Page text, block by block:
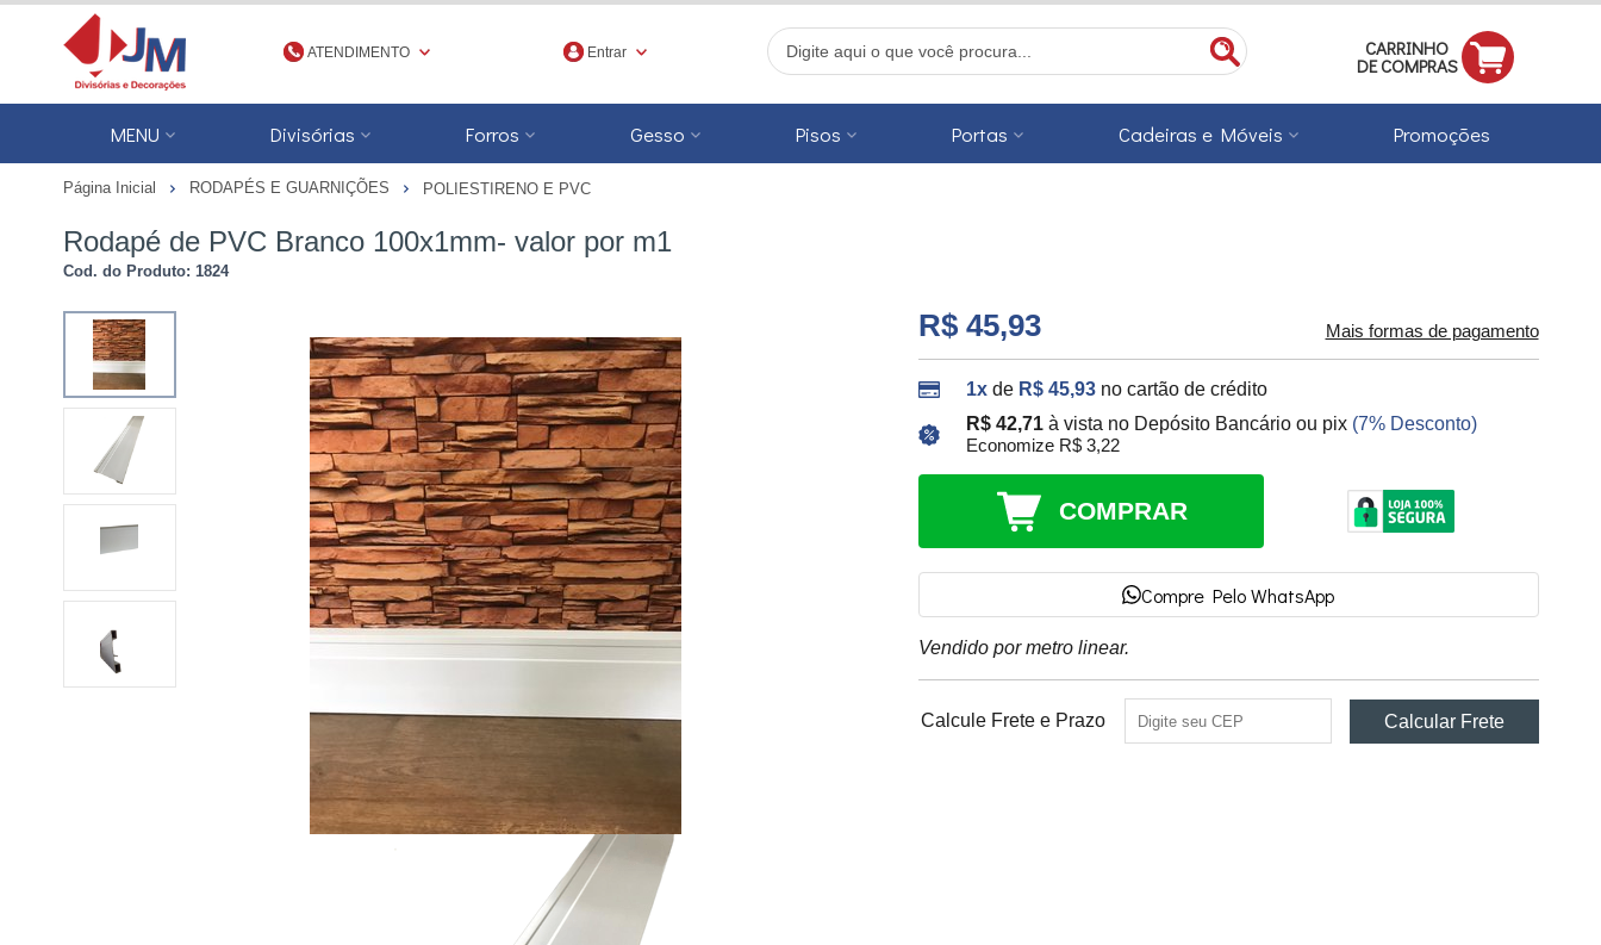
ATENDIMENTO
(48) 3623-1777
4836231777
Entrar CARRINHO
DE COMPRAS
MENU Divisórias Forros Gesso Pisos Portas Cadeiras e Móveis Promoções
Página Inicial RODAPÉS E GUARNIÇÕES POLIESTIRENO E PVC
Rodapé de PVC Branco 100x1mm- valor por m1
Cod. do Produto: 1824
R$ 45,93 Mais formas de pagamento
1x de R$ 45,93 no cartão de crédito
R$ 42,71à vista no Depósito Bancário ou pix (7% Desconto)
Economize R$ 3,22
COMPRAR
Compre Pelo WhatsApp
Vendido por metro linear.
Calcule Frete e Prazo